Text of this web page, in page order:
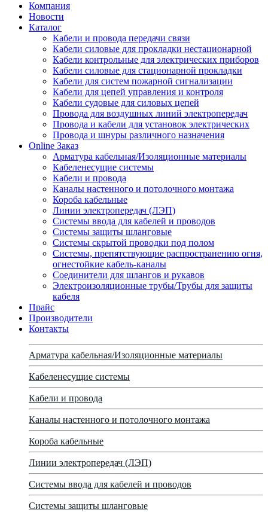
Компания
Новости
Каталог
Кабели и провода передачи связи
Кабели силовые для прокладки нестационарной
Кабели контрольные для электрических приборов
Кабели силовые для стационарной прокладки
Кабели для систем пожарной сигнализации
Кабели для цепей управления и контроля
Кабели судовые для силовых цепей
Провода для воздушных линий электропередач
Провода и кабели для установок электрических
Провода и шнуры различного назначения
Online Заказ
Арматура кабельная/Изоляционные материалы
Кабеленесущие системы
Кабели и провода
Каналы настенного и потолочного монтажа
Короба кабельные
Линии электропередач (ЛЭП)
Системы ввода для кабелей и проводов
Системы защиты шланговые
Системы скрытой проводки под полом
Системы, препятствующие распространению огня,
огнестойкие кабель-каналы
Соединители для шлангов и рукавов
Электроизоляционные трубы/Трубы для защиты
кабеля
Прайс
Производители
Контакты
Арматура кабельная/Изоляционные материалы
Кабеленесущие системы
Кабели и провода
Каналы настенного и потолочного монтажа
Короба кабельные
Линии электропередач (ЛЭП)
Системы ввода для кабелей и проводов
Системы защиты шланговые